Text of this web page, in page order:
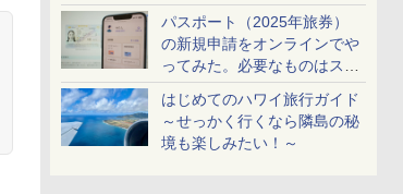
配・来場前に必要な準備は？
パスポート（2025年旅券）
の新規申請をオンラインでや
ってみた。必要なものはスマ
ホとマイナカードのみ
はじめてのハワイ旅行ガイド
～せっかく行くなら隣島の秘
境も楽しみたい！～